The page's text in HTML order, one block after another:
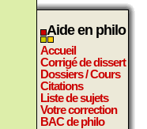
Aide en philo
Accueil
Corrigé de dissert
Dossiers / Cours
Citations
Liste de sujets
Votre correction
BAC de philo